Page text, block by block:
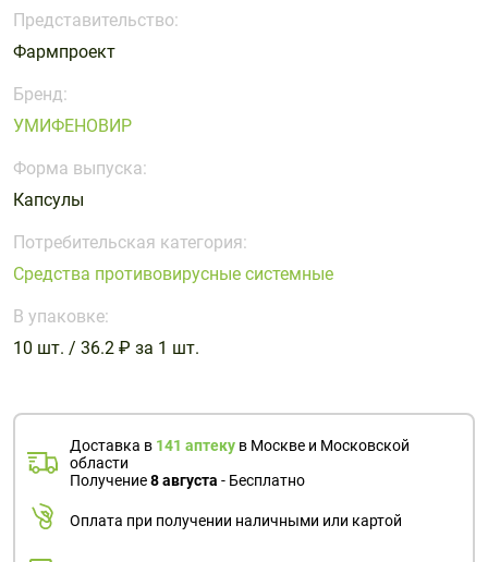
Представительство:
Фармпроект
Бренд:
УМИФЕНОВИР
Форма выпуска:
Капсулы
Потребительская категория:
Средства противовирусные системные
В упаковке:
10 шт. / 36.2 ₽ за 1 шт.
Доставка в 141 аптеку в Москве и Московской
области
Получение8 августа - Бесплатно
Оплата при получении наличными или картой